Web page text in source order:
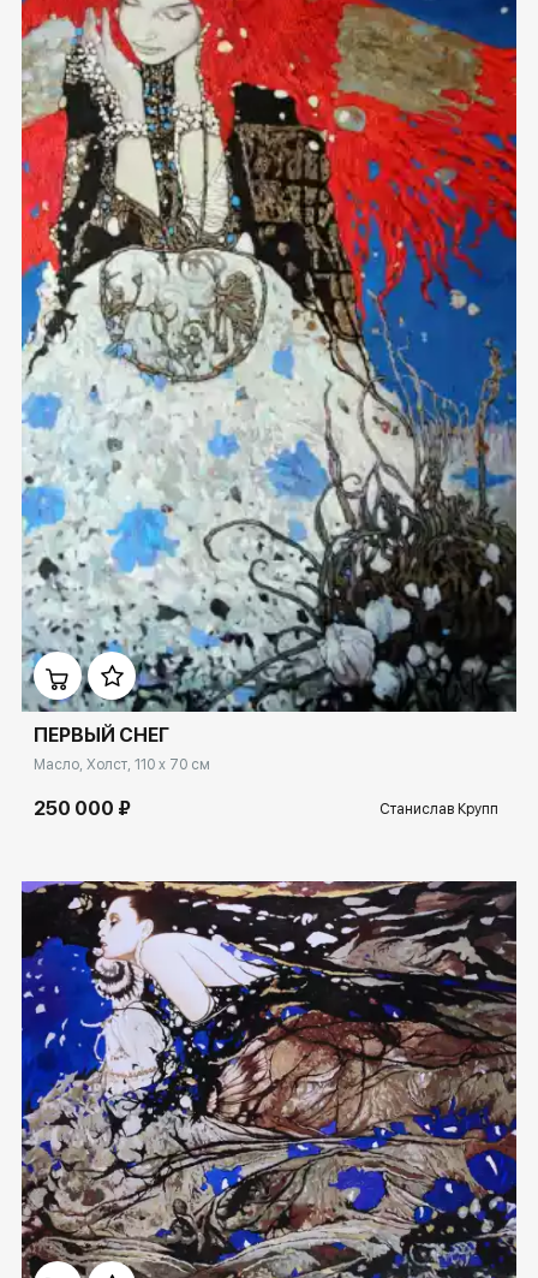
Домен: ekb.rakovgallery.ru
ПЕРВЫЙ СНЕГ
Масло, Холст, 110 x 70 см
250 000 ₽ Станислав Крупп
Домен: ekb.rakovgallery.ru